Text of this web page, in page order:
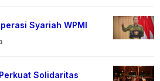
Syariah WPMI
Solidaritas